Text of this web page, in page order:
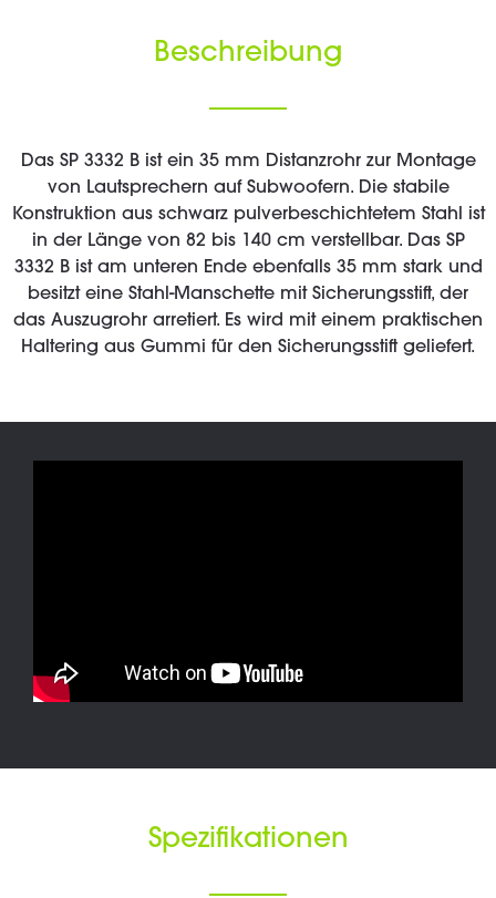
Beschreibung
Das SP 3332 B ist ein 35 mm Distanzrohr zur Montage
von Lautsprechern auf Subwoofern. Die stabile
Konstruktion aus schwarz pulverbeschichtetem Stahl ist
in der Länge von 82 bis 140 cm verstellbar. Das SP
3332 B ist am unteren Ende ebenfalls 35 mm stark und
besitzt eine Stahl-Manschette mit Sicherungsstift, der
das Auszugrohr arretiert. Es wird mit einem praktischen
Haltering aus Gummi für den Sicherungsstift geliefert.
Spezifikationen